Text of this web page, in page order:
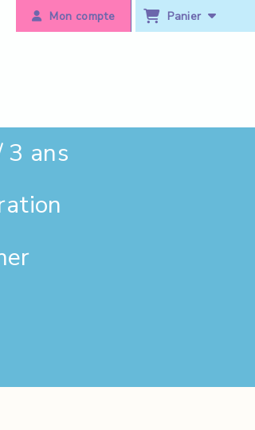
Mon compte Panier
3 ans